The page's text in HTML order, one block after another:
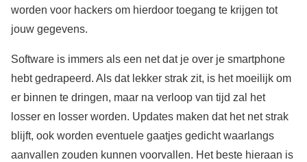
worden voor hackers om hierdoor toegang te krijgen tot
jouw gegevens.
Software is immers als een net dat je over je smartphone
hebt gedrapeerd. Als dat lekker strak zit, is het moeilijk om
er binnen te dringen, maar na verloop van tijd zal het
losser en losser worden. Updates maken dat het net strak
blijft, ook worden eventuele gaatjes gedicht waarlangs
aanvallen zouden kunnen voorvallen. Het beste hieraan is